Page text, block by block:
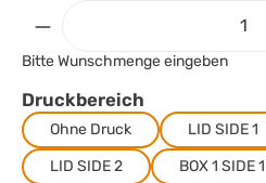
Bitte Wunschmenge eingeben
Druckbereich
Ohne Druck LID SIDE 1
LID SIDE 2
BOX 1 SIDE 1